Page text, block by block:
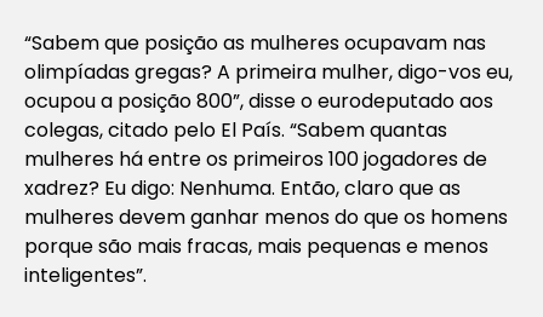
“Sabem que posição as mulheres ocupavam nas
olimpíadas gregas? A primeira mulher, digo-vos eu,
ocupou a posição 800”, disse o eurodeputado aos
colegas, citado pelo El País. “Sabem quantas
mulheres há entre os primeiros 100 jogadores de
xadrez? Eu digo: Nenhuma. Então, claro que as
mulheres devem ganhar menos do que os homens
porque são mais fracas, mais pequenas e menos
inteligentes”.